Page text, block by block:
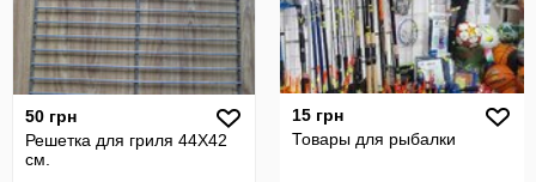
50 грн
Решетка для гриля 44Х42
см.
15 грн
Товары для рыбалки